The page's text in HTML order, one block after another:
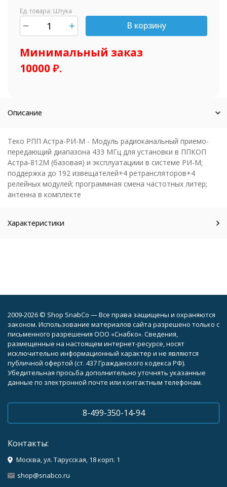
Ед. товара: Штука
В корзину
Минимальный заказ
10000 ₽.
Описание
Теко РПП Астра-РИ-М - Модуль радиоканальный приемо-
передающий диапазона 433 МГц для установки в ППКОП
Астра-812М (базовая) и эксплуатациии в системе РИ-М;
поддержка до 192 извещателей+4 ретрансляторов+4
релейных модулей; программная смена частотных литер;
антенна в комплекте
Характеристики
2009-2026 © Shop SnabCo — Все права защищены и охраняются
законом. Использование материалов сайта разрешено только с
письменного разрешения ООО «Снабко». Сведения,
размещенные на настоящем интернет-ресурсе, носят
исключительно информационный характер и не являются
публичной офертой (ст. 437 Гражданского кодекса РФ).
Убедительная просьба дополнительно уточнять указанные
данные по электронной почте или контактным телефонам.
8-499-350-14-94
Контакты:
Москва, ул. Тарусская, 18 корп. 1
shop@snabco.ru